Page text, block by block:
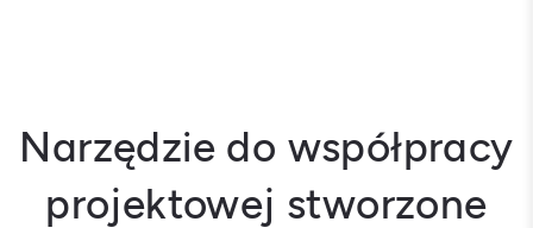
Narzędzie do współpracy
projektowej stworzone